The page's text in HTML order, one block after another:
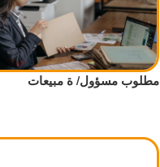
مطلوب مسؤول/ ة مبيعات